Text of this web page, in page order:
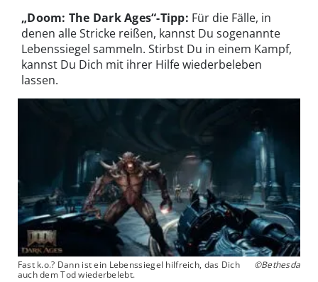
„Doom: The Dark Ages“-Tipp: Für die Fälle, in
denen alle Stricke reißen, kannst Du sogenannte
Lebenssiegel sammeln. Stirbst Du in einem Kampf,
kannst Du Dich mit ihrer Hilfe wiederbeleben
lassen.
Fast k.o.? Dann ist ein Lebenssiegel hilfreich, das Dich
auch dem Tod wiederbelebt.
©Bethesda